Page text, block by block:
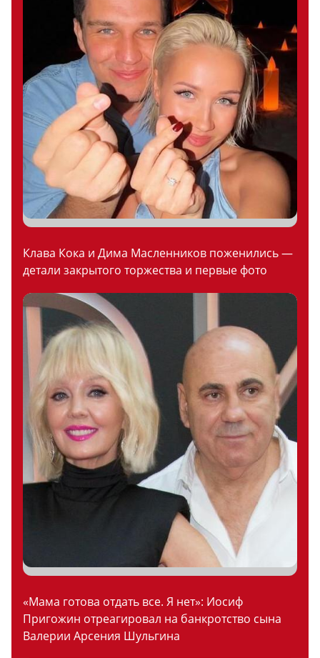
Клава Кока и Дима Масленников поженились —
детали закрытого торжества и первые фото
«Мама готова отдать все. Я нет»: Иосиф
Пригожин отреагировал на банкротство сына
Валерии Арсения Шульгина